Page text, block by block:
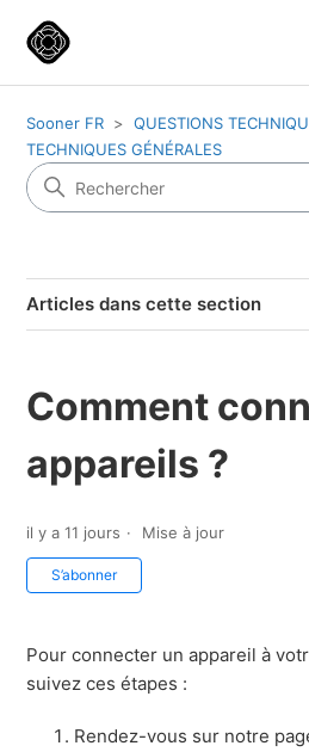
Sooner FR QUESTIONS
TECHNIQUES GÉNÉRALES
Articles dans cette section
Comment
appareils ?
il y a 11 jours Mise à jour
S’abonner
Pour connecter un appareil à
suivez ces étapes :
Rendez-vous sur notre